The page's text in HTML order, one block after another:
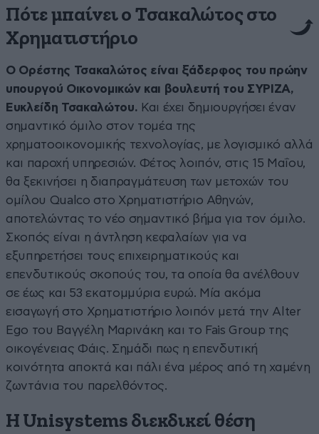
Πότε μπαίνει ο Τσακαλώτος στο
Χρηματιστήριο
Ο Ορέστης Τσακαλώτος είναι ξάδερφος του πρώην
υπουργού Οικονομικών και βουλευτή του ΣΥΡΙΖΑ,
Ευκλείδη Τσακαλώτου. Και έχει δημιουργήσει έναν
σημαντικό όμιλο στον τομέα της
χρηματοοικονομικής τεχνολογίας, με λογισμικό αλλά
και παροχή υπηρεσιών. Φέτος λοιπόν, στις 15 Μαΐου,
θα ξεκινήσει η διαπραγμάτευση των μετοχών του
ομίλου Qualco στο Χρηματιστήριο Αθηνών,
αποτελώντας το νέο σημαντικό βήμα για τον όμιλο.
Σκοπός είναι η άντληση κεφαλαίων για να
εξυπηρετήσει τους επιχειρηματικούς και
επενδυτικούς σκοπούς του, τα οποία θα ανέλθουν
σε έως και 53 εκατομμύρια ευρώ. Μία ακόμα
εισαγωγή στο Χρηματιστήριο λοιπόν μετά την Alter
Ego του Βαγγέλη Μαρινάκη και το Fais Group της
οικογένειας Φάις. Σημάδι πως η επενδυτική
κοινότητα αποκτά και πάλι ένα μέρος από τη χαμένη
ζωντάνια του παρελθόντος.
Η Unisystems διεκδικεί θέση